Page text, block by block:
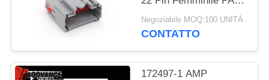
Gf30
Negoziabile MOQ:100 UNITÀ
CONTATTO
172497-1 AMP